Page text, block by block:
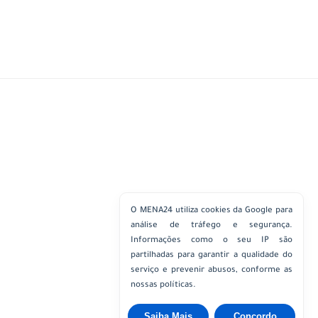
O MENA24 utiliza cookies da Google para
análise de tráfego e segurança.
Informações como o seu IP são
partilhadas para garantir a qualidade do
serviço e prevenir abusos, conforme as
nossas políticas.